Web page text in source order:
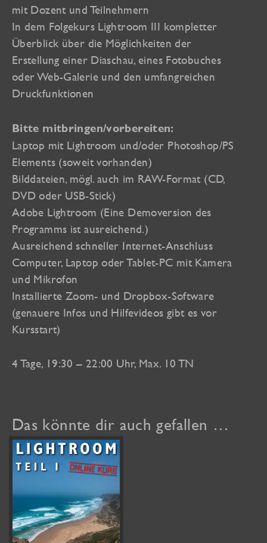
mit Dozent und Teilnehmern
In dem Folgekurs Lightroom III kompletter
Überblick über die Möglichkeiten der
Erstellung einer Diaschau, eines Fotobuches
oder Web-Galerie und den umfangreichen
Druckfunktionen
Bitte mitbringen/vorbereiten:
Laptop mit Lightroom und/oder Photoshop/PS
Elements (soweit vorhanden)
Bilddateien, mögl. auch im RAW-Format (CD,
DVD oder USB-Stick)
Adobe Lightroom (Eine Demoversion des
Programms ist ausreichend.)
Ausreichend schneller Internet-Anschluss
Computer, Laptop oder Tablet-PC mit Kamera
und Mikrofon
Installierte Zoom- und Dropbox-Software
(genauere Infos und Hilfevideos gibt es vor
Kursstart)
4 Tage, 19:30 – 22:00 Uhr, Max. 10 TN
Das könnte dir auch gefallen …